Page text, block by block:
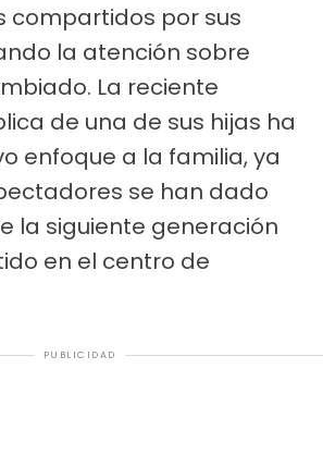
compartidos por sus
la atención sobre
La reciente
de una de sus hijas ha
enfoque a la familia, ya
se han dado
la siguiente generación
en el centro de
PUBLICIDAD